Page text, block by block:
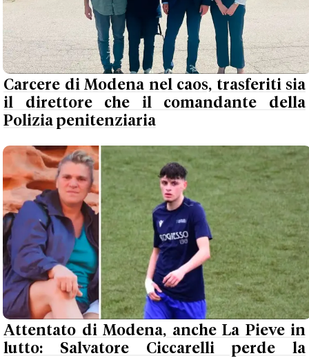
Carcere di Modena nel caos, trasferiti sia
il direttore che il comandante della
Polizia penitenziaria
Attentato di Modena, anche La Pieve in
lutto: Salvatore Ciccarelli perde la